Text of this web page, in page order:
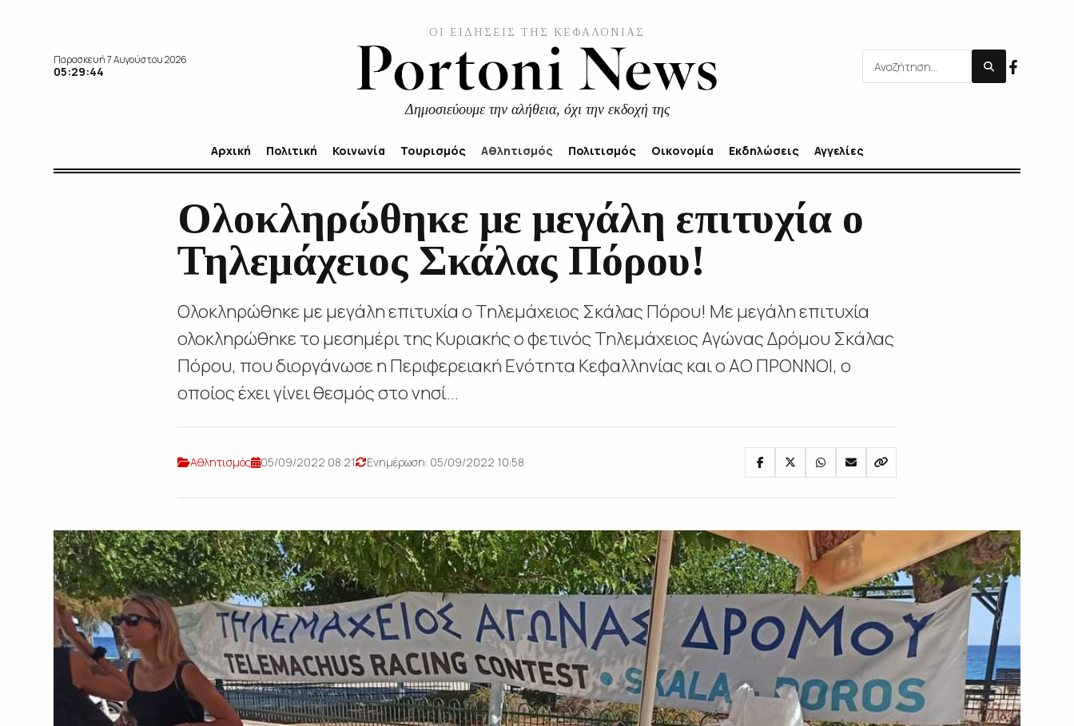
Παρασκευή 7 Αυγούστου 2026
05:29:46
ΟΙ ΕΙΔΗΣΕΙΣ ΤΗΣ ΚΕΦΑΛΟΝΙΑΣ
Δημοσιεύουμε την αλήθεια, όχι την εκδοχή της
Αρχική Πολιτική Κοινωνία Τουρισμός Αθλητισμός Πολιτισμός Οικονομία Εκδηλώσεις Αγγελίες
Ολοκληρώθηκε με μεγάλη επιτυχία ο
Τηλεμάχειος Σκάλας Πόρου!
Ολοκληρώθηκε με μεγάλη επιτυχία ο Τηλεμάχειος Σκάλας Πόρου! Με μεγάλη επιτυχία
ολοκληρώθηκε το μεσημέρι της Κυριακής ο φετινός Τηλεμάχειος Αγώνας Δρόμου Σκάλας
Πόρου, που διοργάνωσε η Περιφερειακή Ενότητα Κεφαλληνίας και ο AO ΠΡΟΝΝΟΙ, ο
οποίος έχει γίνει θεσμός στο νησί...
Αθλητισμός 05/09/2022 08:21 Ενημέρωση: 05/09/2022 10:58